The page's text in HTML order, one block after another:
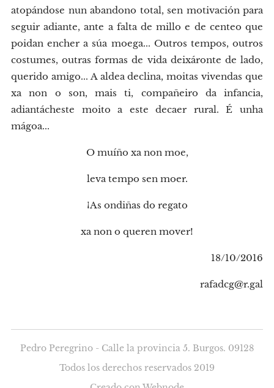
atopándose nun abandono total, sen motivación para
seguir adiante, ante a falta de millo e de centeo que
poidan encher a súa moega... Outros tempos, outros
costumes, outras formas de vida deixáronte de lado,
querido amigo... A aldea declina, moitas vivendas que
xa non o son, mais ti, compañeiro da infancia,
adiantácheste moito a este decaer rural. É unha
mágoa...
O muíño xa non moe,
leva tempo sen moer.
¡As ondiñas do regato
xa non o queren mover!
18/10/2016
rafadcg@r.gal
Pedro Peregrino - Calle la provincia 5. Burgos. 09128
Todos los derechos reservados 2019